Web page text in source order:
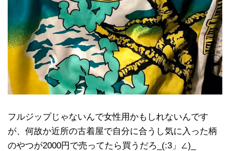
フルジップじゃないんで女性用かもしれないんです
が、何故か近所の古着屋で自分に合うし気に入った柄
のやつが2000円で売ってたら買うだろ_(:3」∠)_